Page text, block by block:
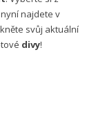
najdete v
svůj aktuální
divy!